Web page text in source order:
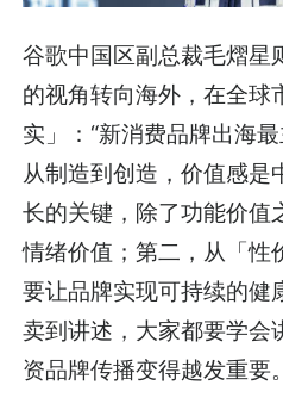
谷歌中国区副总裁毛熠星
的视角转向海外，在全球
实」：“新消费品牌出海
从制造到创造，价值感是
长的关键，除了功能价值
情绪价值；第二，从「性
要让品牌实现可持续的健
卖到讲述，大家都要学会
资品牌传播变得越发重要